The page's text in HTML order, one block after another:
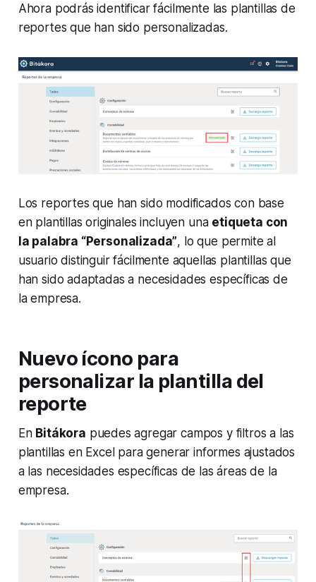
Ahora podrás identificar fácilmente las plantillas de
reportes que han sido personalizadas.
Los reportes que han sido modificados con base
en plantillas originales incluyen una etiqueta con
la palabra “Personalizada”, lo que permite al
usuario distinguir fácilmente aquellas plantillas que
han sido adaptadas a necesidades específicas de
la empresa.
Nuevo ícono para
personalizar la plantilla del
reporte
En Bitákora puedes agregar campos y filtros a las
plantillas en Excel para generar informes ajustados
a las necesidades específicas de las áreas de la
empresa.